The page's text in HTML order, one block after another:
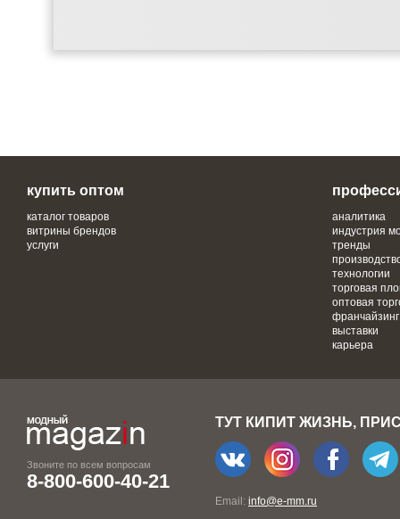
купить оптом
каталог товаров
витрины брендов
услуги
аналитика
индустрия
тренды
технологии
торговая
оптовая
франчайзинг
выставки
карьера
Звоните по всем вопросам
8-800-600-40-21
ТУТ КИПИТ ЖИЗНЬ,
Email: info@e-mm.ru